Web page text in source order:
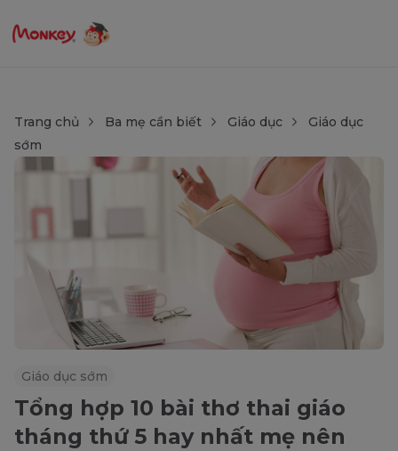
Trang chủ Ba mẹ cần biết Giáo dục
Giáo dục
sớm
Giáo dục sớm
Tổng hợp 10 bài thơ thai giáo
tháng thứ 5 hay nhất mẹ nên